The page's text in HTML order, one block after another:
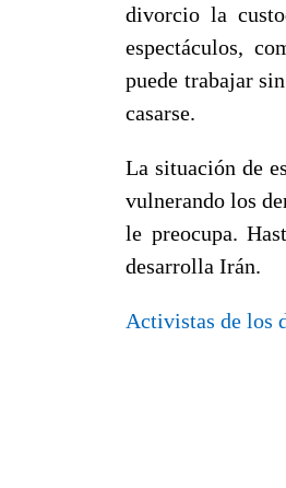
divorcio la
espectáculos,
puede trabajar
casarse.
La situación de
vulnerando los
le preocupa.
desarrolla Irán.
Activistas de los